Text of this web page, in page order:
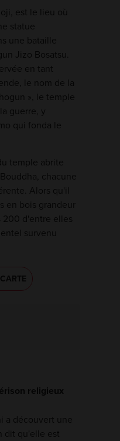
est le lieu où
statue
une bataille
Jizo Bosatsu.
en tant
le nom de la
», le temple
guerre, y
qui fonda le
temple abrite
chacune
Alors qu'il
bois grandeur
200 d'entre elles
survenu
religieux
a découvert une
dit qu'elle est